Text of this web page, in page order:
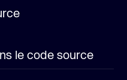
le code source